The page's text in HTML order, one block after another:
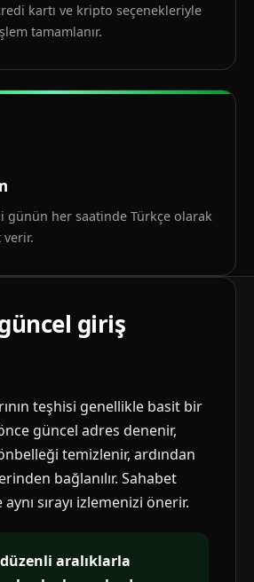
kartı ve kripto seçenekleriyle
tamamlanır.
günün her saatinde Türkçe olarak
verir.
giriş
teşhisi genellikle basit bir
güncel adres denenir,
temizlenir, ardından
bağlanılır. Sahabet
sırayı izlemenizi önerir.
düzenli aralıklarla